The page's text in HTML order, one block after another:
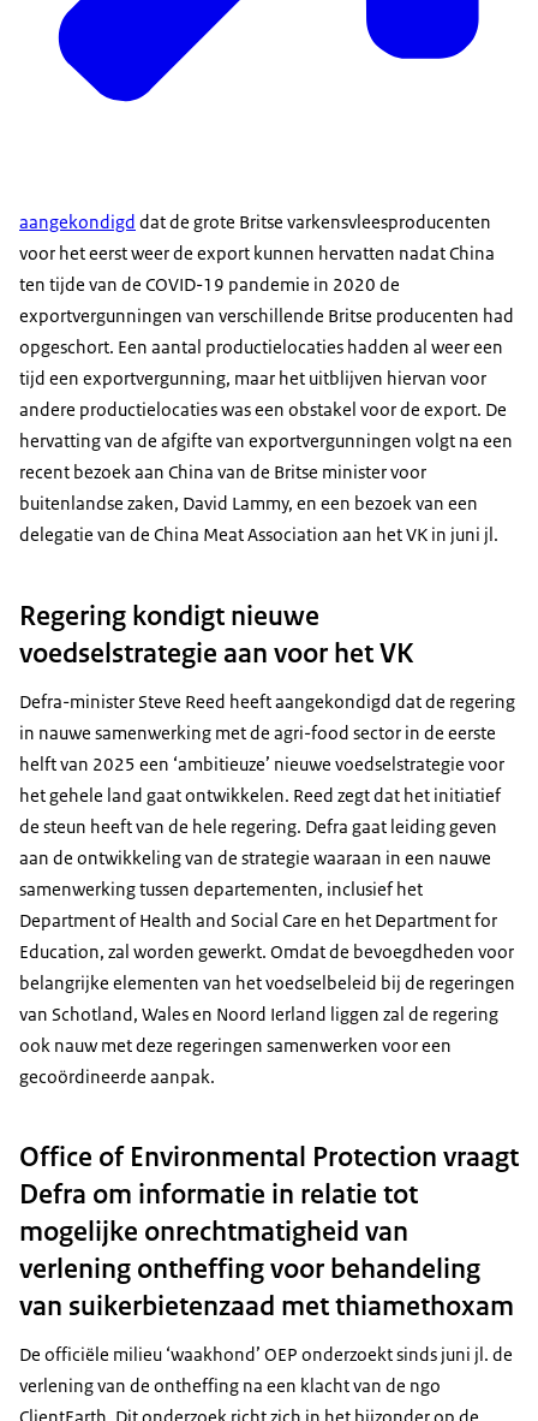
aangekondigd dat de grote Britse varkensvleesproducenten
voor het eerst weer de export kunnen hervatten nadat China
ten tijde van de COVID-19 pandemie in 2020 de
exportvergunningen van verschillende Britse producenten had
opgeschort. Een aantal productielocaties hadden al weer een
tijd een exportvergunning, maar het uitblijven hiervan voor
andere productielocaties was een obstakel voor de export. De
hervatting van de afgifte van exportvergunningen volgt na een
recent bezoek aan China van de Britse minister voor
buitenlandse zaken, David Lammy, en een bezoek van een
delegatie van de China Meat Association aan het VK in juni jl.
Regering kondigt nieuwe
voedselstrategie aan voor het VK
Defra-minister Steve Reed heeft aangekondigd dat de regering
in nauwe samenwerking met de agri-food sector in de eerste
helft van 2025 een ‘ambitieuze’ nieuwe voedselstrategie voor
het gehele land gaat ontwikkelen. Reed zegt dat het initiatief
de steun heeft van de hele regering. Defra gaat leiding geven
aan de ontwikkeling van de strategie waaraan in een nauwe
samenwerking tussen departementen, inclusief het
Department of Health and Social Care en het Department for
Education, zal worden gewerkt. Omdat de bevoegdheden voor
belangrijke elementen van het voedselbeleid bij de regeringen
van Schotland, Wales en Noord Ierland liggen zal de regering
ook nauw met deze regeringen samenwerken voor een
gecoördineerde aanpak.
Office of Environmental Protection vraagt
Defra om informatie in relatie tot
mogelijke onrechtmatigheid van
verlening ontheffing voor behandeling
van suikerbietenzaad met thiamethoxam
De officiële milieu ‘waakhond’ OEP onderzoekt sinds juni jl. de
verlening van de ontheffing na een klacht van de ngo